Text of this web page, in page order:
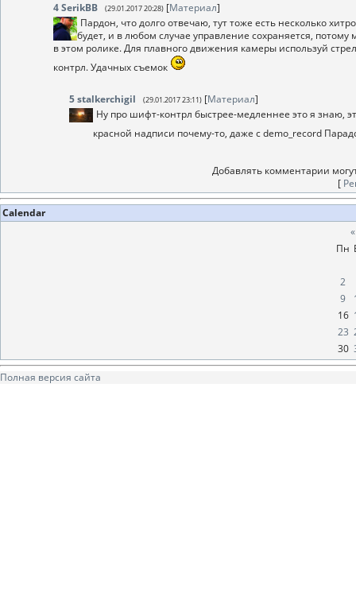
4SerikBB (29.01.2017 20:28) [Материал]
Пардон, что долго отвечаю, тут тоже есть несколько
будет, и в любом случае управление сохраняется,
в этом ролике. Для плавного движения камеры используй
контрл. Удачных съемок
5stalkerchigil (29.01.2017 23:11) [Материал]
Ну про шифт-контрл быстрее-медленнее это я знаю,
красной надписи почему-то, даже с demo_record
Добавлять комментарии
[
Calendar
«
Пн
2
9
16
23
30
Полная версия сайта